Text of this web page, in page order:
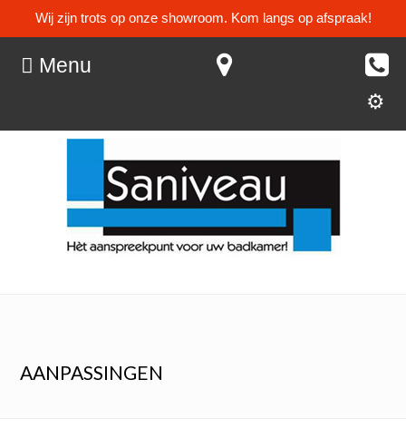
Wij zijn trots op onze showroom. Kom langs op afspraak!
Menu
AANPASSINGEN